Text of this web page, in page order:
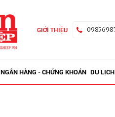
GIỚI THIỆU
NGÂN HÀNG - CHỨNG KHOÁN DU LỊCH